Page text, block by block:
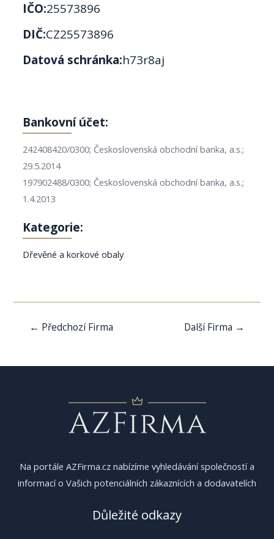
IČO:25573896
DIČ:CZ25573896
Datová schránka:h73r8aj
Bankovní účet:
242408420/0300; Československá obchodní banka, a.s.;
29.5.2014
197902488/0300; Československá obchodní banka, a.s.;
1.4.2013
Kategorie:
Dřevěné a korkové obaly
Navigace
← Předchozí Firma Další Firma →
Na portále AZFirma.cz nabízíme vyhledávání společností a
informací o Vašich potenciálních zákaznících a dodavatelích
Důležité odkazy